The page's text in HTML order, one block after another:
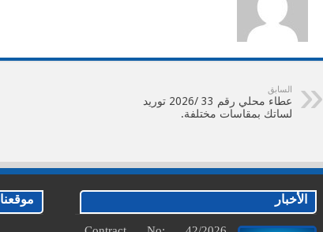
السابق
عطاء محلي رقم 33 /2026 توريد
لساتك بمقاسات مختلفة.
الأخبار موقعنا